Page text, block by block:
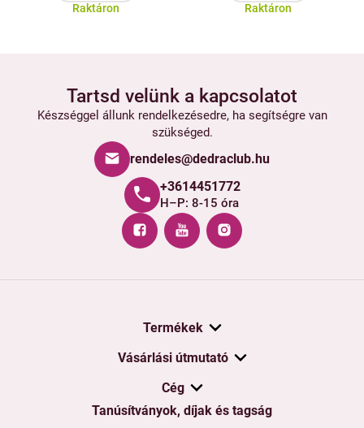
Raktáron Raktáron
Tartsd velünk a kapcsolatot
Készséggel állunk rendelkezésedre, ha segítségre van
szükséged.
rendeles@dedraclub.hu
+3614451772
H–P: 8-15 óra
Termékek
Vásárlási útmutató
Cég
Tanúsítványok, díjak és tagság